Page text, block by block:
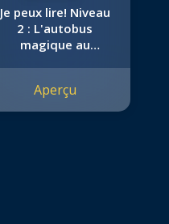
Je peux lire! Niveau
2 : L'autobus
magique au
Aperçu